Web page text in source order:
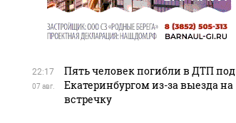
22:17
07 авг.
Пять человек погибли в ДТП под
Екатеринбургом из-за выезда на
встречку